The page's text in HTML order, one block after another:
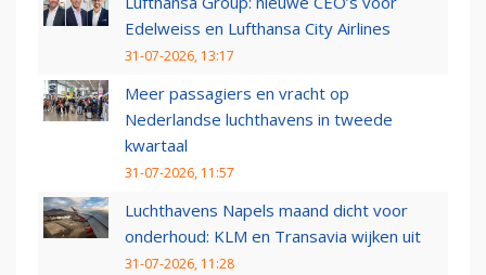
Edelweiss en Lufthansa City Airlines
31-07-2026, 13:17
Meer passagiers en vracht op
Nederlandse luchthavens in tweede
kwartaal
31-07-2026, 11:57
Luchthavens Napels maand dicht voor
onderhoud: KLM en Transavia wijken uit
31-07-2026, 11:28